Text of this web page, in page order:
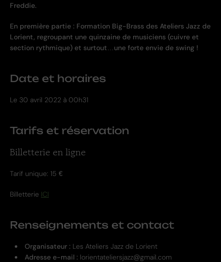
Freddie.
En première partie : Formation Big-Brass des Ateliers Jazz de
Lorient, regroupant une quinzaine de musiciens (cuivre et
section rythmique) et surtout…une forte envie de swing !
Date et horaires
Le 30 avril 2022 à 00h31
Tarifs et réservation
Billetterie en ligne
Tarif unique: 15 €
Billetterie ICI
Renseignements et contact
Organisateur : Les Ateliers Jazz de Lorient
Adresse e-mail : lorientateliersjazz@gmail.com